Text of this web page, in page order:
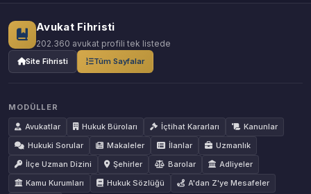
Avukat Fihristi
202.360 avukat profili tek listede
Site Fihristi Tüm Sayfalar
MODÜLLER
Avukatlar
Hukuk Büroları İçtihat Kararları
Kanunlar
Hukuki Sorular
Makaleler İlanlar
Uzmanlık
İlçe Uzman Dizini
Şehirler Barolar
Adliyeler
Kamu Kurumları
Hukuk Sözlüğü
A'dan Z'ye Mesafeler